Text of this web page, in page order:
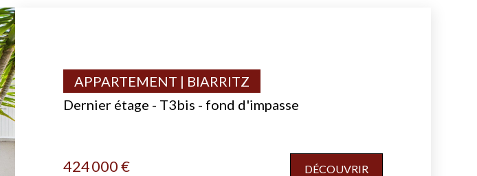
Dernier étage - T3bis - fond d'impasse
APPARTEMENT | BIARRITZ
424 000 € DÉCOUVRIR